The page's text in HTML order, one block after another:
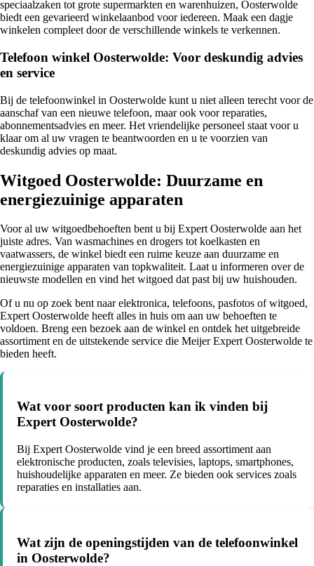
speciaalzaken tot grote supermarkten en warenhuizen, Oosterwolde
biedt een gevarieerd winkelaanbod voor iedereen. Maak een dagje
winkelen compleet door de verschillende winkels te verkennen.
Telefoon winkel Oosterwolde: Voor deskundig advies
en service
Bij de telefoonwinkel in Oosterwolde kunt u niet alleen terecht voor de
aanschaf van een nieuwe telefoon, maar ook voor reparaties,
abonnementsadvies en meer. Het vriendelijke personeel staat voor u
klaar om al uw vragen te beantwoorden en u te voorzien van
deskundig advies op maat.
Witgoed Oosterwolde: Duurzame en
energiezuinige apparaten
Voor al uw witgoedbehoeften bent u bij Expert Oosterwolde aan het
juiste adres. Van wasmachines en drogers tot koelkasten en
vaatwassers, de winkel biedt een ruime keuze aan duurzame en
energiezuinige apparaten van topkwaliteit. Laat u informeren over de
nieuwste modellen en vind het witgoed dat past bij uw huishouden.
Of u nu op zoek bent naar elektronica, telefoons, pasfotos of witgoed,
Expert Oosterwolde heeft alles in huis om aan uw behoeften te
voldoen. Breng een bezoek aan de winkel en ontdek het uitgebreide
assortiment en de uitstekende service die Meijer Expert Oosterwolde te
bieden heeft.
Wat voor soort producten kan ik vinden bij
Expert Oosterwolde?
Bij Expert Oosterwolde vind je een breed assortiment aan
elektronische producten, zoals televisies, laptops, smartphones,
huishoudelijke apparaten en meer. Ze bieden ook services zoals
reparaties en installaties aan.
Wat zijn de openingstijden van de telefoonwinkel
in Oosterwolde?